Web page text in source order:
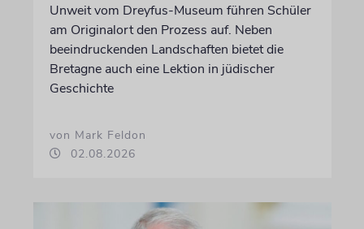
Unweit vom Dreyfus-Museum führen Schüler
am Originalort den Prozess auf. Neben
beeindruckenden Landschaften bietet die
Bretagne auch eine Lektion in jüdischer
Geschichte
von Mark Feldon
02.08.2026